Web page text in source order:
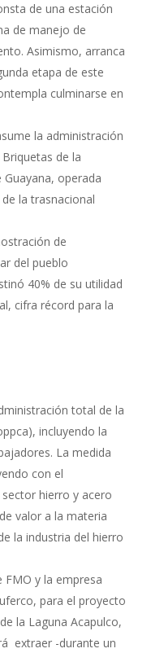
de una estación
de manejo de
Asimismo, arranca
etapa de este
culminarse en
la administración
de la
operada
la trasnacional
de
del pueblo
40% de su utilidad
cifra récord para la
total de la
incluyendo la
La medida
con el
hierro y acero
valor a la materia
la industria del hierro
FMO y la empresa
para el proyecto
la Laguna Acapulco,
extraer -durante un